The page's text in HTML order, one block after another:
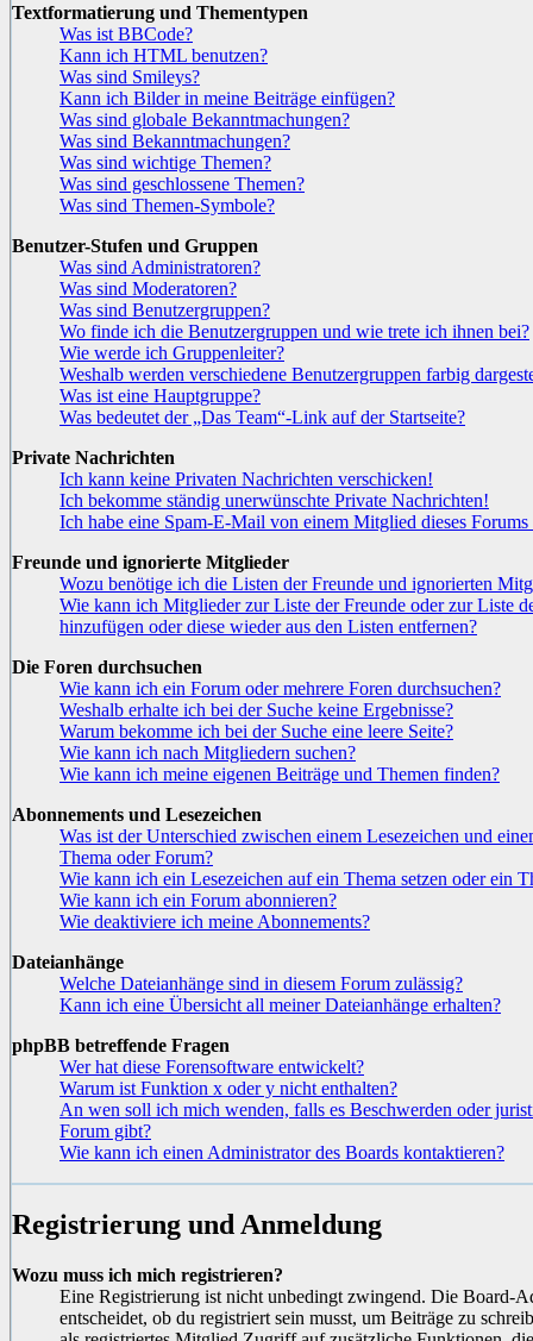
Textformatierung und Thementypen
Was ist BBCode?
Kann ich HTML benutzen?
Was sind Smileys?
Kann ich Bilder in meine Beiträge einfügen?
Was sind globale Bekanntmachungen?
Was sind Bekanntmachungen?
Was sind wichtige Themen?
Was sind geschlossene Themen?
Was sind Themen-Symbole?
Benutzer-Stufen und Gruppen
Was sind Administratoren?
Was sind Moderatoren?
Was sind Benutzergruppen?
Wo finde ich die Benutzergruppen und wie trete ich ihnen bei?
Wie werde ich Gruppenleiter?
Weshalb werden verschiedene Benutzergruppen farbig
Was ist eine Hauptgruppe?
Was bedeutet der „Das Team“-Link auf der Startseite?
Private Nachrichten
Ich kann keine Privaten Nachrichten verschicken!
Ich bekomme ständig unerwünschte Private Nachrichten!
Ich habe eine Spam-E-Mail von einem Mitglied dieses Forums
Freunde und ignorierte Mitglieder
Wozu benötige ich die Listen der Freunde und ignorierten
Wie kann ich Mitglieder zur Liste der Freunde oder zur Liste
hinzufügen oder diese wieder aus den Listen entfernen?
Die Foren durchsuchen
Wie kann ich ein Forum oder mehrere Foren durchsuchen?
Weshalb erhalte ich bei der Suche keine Ergebnisse?
Warum bekomme ich bei der Suche eine leere Seite?
Wie kann ich nach Mitgliedern suchen?
Wie kann ich meine eigenen Beiträge und Themen finden?
Abonnements und Lesezeichen
Was ist der Unterschied zwischen einem Lesezeichen und
Thema oder Forum?
Wie kann ich ein Lesezeichen auf ein Thema setzen oder ein
Wie kann ich ein Forum abonnieren?
Wie deaktiviere ich meine Abonnements?
Dateianhänge
Welche Dateianhänge sind in diesem Forum zulässig?
Kann ich eine Übersicht all meiner Dateianhänge erhalten?
phpBB betreffende Fragen
Wer hat diese Forensoftware entwickelt?
Warum ist Funktion x oder y nicht enthalten?
An wen soll ich mich wenden, falls es Beschwerden oder
Forum gibt?
Wie kann ich einen Administrator des Boards kontaktieren?
Registrierung und Anmeldung
Wozu muss ich mich registrieren?
Eine Registrierung ist nicht unbedingt zwingend. Die Board-
entscheidet, ob du registriert sein musst, um Beiträge zu